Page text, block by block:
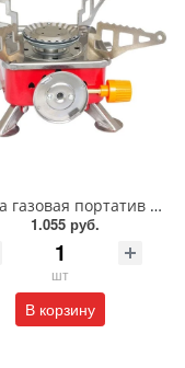
Плитка газовая портатив Energy GS-200/146003
1.055 руб.
шт
В корзину